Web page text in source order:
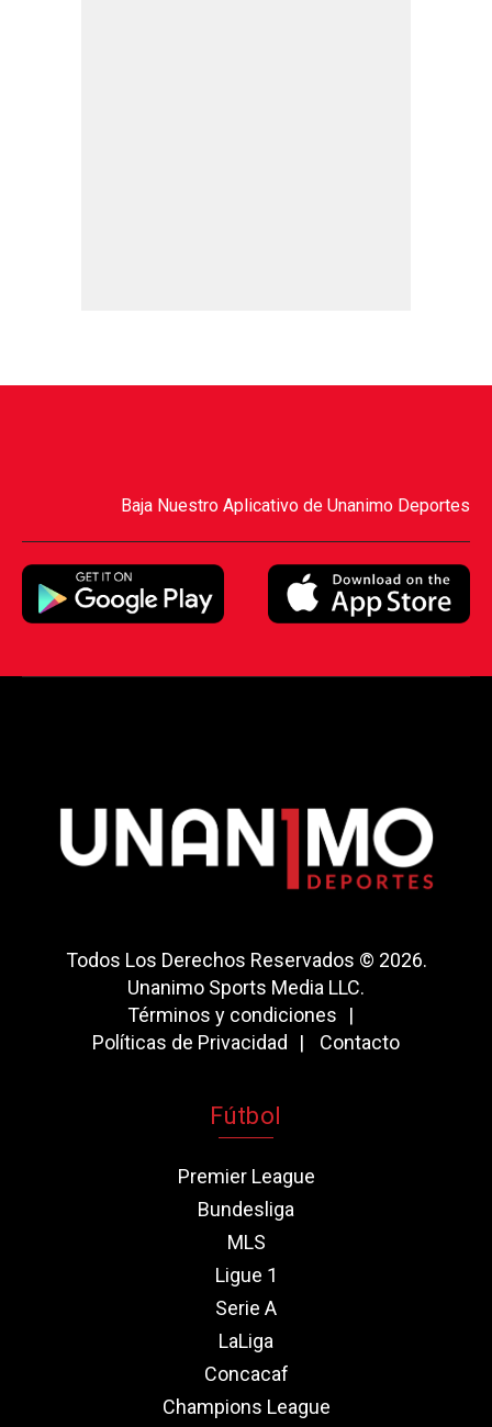
Baja Nuestro Aplicativo de Unanimo Deportes
Todos Los Derechos Reservados © 2026.
Unanimo Sports Media LLC.
Términos y condiciones
Políticas de Privacidad
Contacto
Fútbol
Premier League
Bundesliga
MLS
Ligue 1
Serie A
LaLiga
Concacaf
Champions League